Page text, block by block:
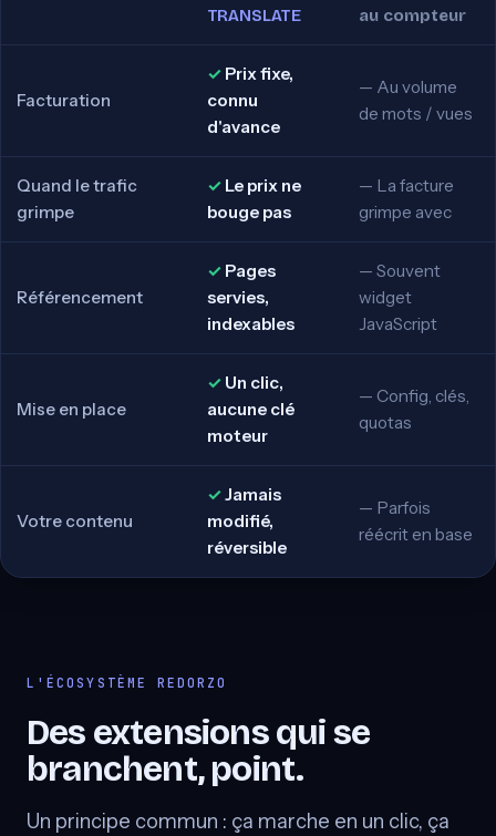
TRANSLATE
au compteur
Facturation
Prix fixe,
connu
d'avance
Au volume
de mots / vues
Quand le trafic
grimpe
Le prix ne
bouge pas
La facture
grimpe avec
Référencement
Pages
servies,
indexables
Souvent
widget
JavaScript
Mise en place
Un clic,
aucune clé
moteur
Config, clés,
quotas
Votre contenu
Jamais
modifié,
réversible
Parfois
réécrit en base
L'ÉCOSYSTÈME REDORZO
Des extensions qui se
branchent, point.
Un principe commun : ça marche en un clic, ça